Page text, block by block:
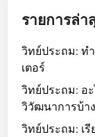
รายการล่า
วิทย์ประถม: ท
เตอร์
วิทย์ประถม: อ
วิวัฒนาการบ้าง
วิทย์ประถม: เ